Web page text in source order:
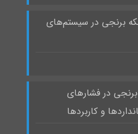
برنجی در سیستم‌های
در فشارهای
و کاربردها